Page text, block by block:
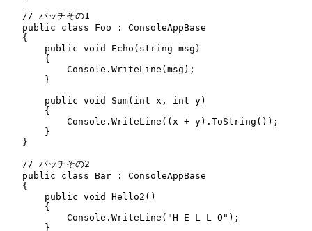
    // バッチその1
    public
class Foo :
ConsoleAppBase
    {
        public
void Echo ( string msg)
        {
            Console
. WriteLine (msg);
        }
        public
void Sum( int x , int y)
        {
            Console
. WriteLine ((x + y) . ToString ());
        }
    }
    // バッチその2
    public
class Bar :
ConsoleAppBase
    {
        public
void Hello2 ()
        {
            Console
. WriteLine ( "H E L L O " );
        }